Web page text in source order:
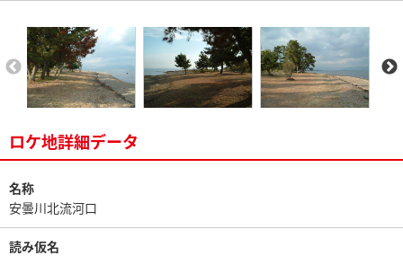
ロケ地詳細データ
名称
安曇川北流河口
読み仮名